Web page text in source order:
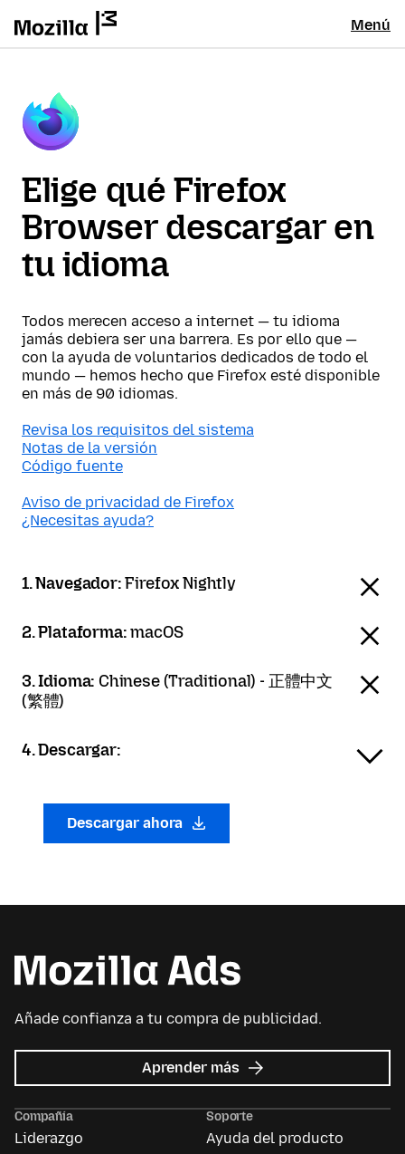
Menú
Elige qué Firefox
Browser descargar en
tu idioma
Todos merecen acceso a internet — tu idioma
jamás debiera ser una barrera. Es por ello que —
con la ayuda de voluntarios dedicados de todo el
mundo — hemos hecho que Firefox esté disponible
en más de 90 idiomas.
Revisa los requisitos del sistema
Notas de la versión
Código fuente
Aviso de privacidad de Firefox
¿Necesitas ayuda?
1. Navegador:Firefox Nightly
2. Plataforma:macOS
3. Idioma: Chinese (Traditional) - 正體中文
(繁體)
4. Descargar:
Descargar ahora
Añade confianza a tu compra de publicidad.
Aprender más acerca
de
Ads
Compañía
Liderazgo
Soporte
Ayuda del producto